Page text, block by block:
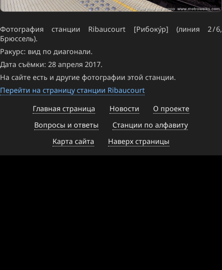
Фотография станции Ribaucourt [Рибоку́р] (линия 2 / 6,
Брюссель).
Ракурс: вид по диагонали.
Дата съёмки: 28 апреля 2017.
На сайте есть и другие фотографии этой станции.
Перейти на страницу станции Ribaucourt
Главная страница
Новости
О проекте
Вопросы и ответы
Станции по алфавиту
Карта сайта
Наверх страницы